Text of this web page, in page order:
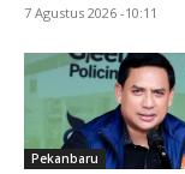
7 Agustus 2026 -10:11
Pekanbaru